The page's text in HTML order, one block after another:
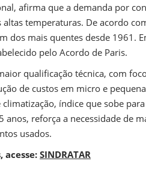
afirma que a demanda por
temperaturas. De acordo
dos mais quentes desde 1961.
pelo Acordo de Paris.
qualificação técnica, com
de custos em micro e
índice que sobe
reforça a necessidade de
usados.
acesse: SINDRATAR